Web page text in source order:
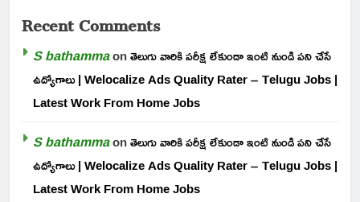
Recent Comments
S bathammaonతెలుగు వారికి పరీక్ష లేకుండా ఇంటి నుండి పని చేసే
ఉద్యోగాలు | Welocalize Ads Quality Rater – Telugu Jobs |
Latest Work From Home Jobs
S bathammaonతెలుగు వారికి పరీక్ష లేకుండా ఇంటి నుండి పని చేసే
ఉద్యోగాలు | Welocalize Ads Quality Rater – Telugu Jobs |
Latest Work From Home Jobs